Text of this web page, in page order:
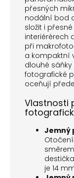
přesných
nodální bod
složit i
interiérérech
při
a kompaktní
dlouhé
fotografické
oceňují
Vlastnosti
Jemný
je 14